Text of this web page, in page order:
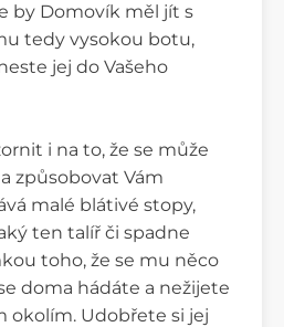
by Domovík měl jít s
tedy vysokou botu,
jej do Vašeho
i na to, že se může
způsobovat Vám
malé blátivé stopy,
ten talíř či spadne
toho, že se mu něco
doma hádáte a nežijete
okolím. Udobřete si jej